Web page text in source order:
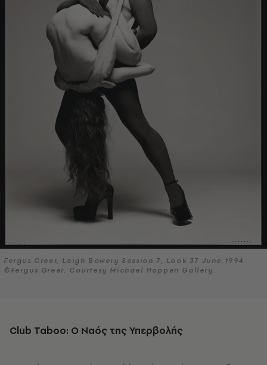
Fergus Greer, Leigh Bowery Session 7, Look 37 June 1994
©Fergus Greer. Courtesy Michael Hoppen Gallery.
Club Taboo: Ο Ναός της Υπερβολής